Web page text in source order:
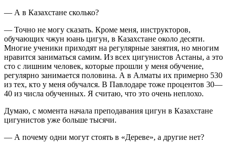
— А в Казахстане сколько?
— Точно не могу сказать. Кроме меня, инструкторов,
обучающих чжун юань цигун, в Казахстане около десяти.
Многие ученики приходят на регулярные занятия, но многим
нравится заниматься самим. Из всех цигунистов Астаны, а это
сто с лишним человек, которые прошли у меня обучение,
регулярно занимается половина. А в Алматы их примерно 530
из тех, кто у меня обучался. В Павлодаре тоже процентов 30—
40 из числа обученных. Я считаю, что это очень неплохо.
Думаю, с момента начала преподавания цигун в Казахстане
цигунистов уже больше тысячи.
— А почему одни могут стоять в «Дереве», а другие нет?